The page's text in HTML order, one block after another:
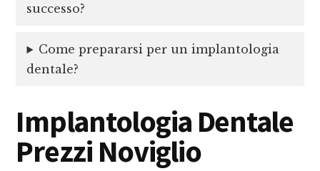
successo?
Come prepararsi per un implantologia
dentale?
Implantologia Dentale
Prezzi Noviglio